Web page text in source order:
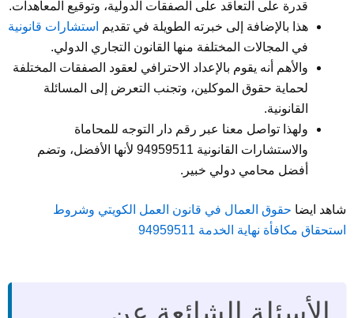
قدرة على التعاقد على الصفقات الدولية، وتوقيع المعاهدات.
هذا بالإضافة إلى خبرته الطويلة في تقديم
استشارات قانونية
في المجالات المختلفة منها القانون التجاري الدولي.
والأهم أنه يقوم بالإعداد الاحترافي لعقود الصفقات المختلفة
لحماية حقوق الموكلين، وتجنب التعرض إلى المسائلة
القانونية.
ولهذا تواصل معنا عبر رقم دار التوجه للمحاماة
والاستشارات القانونية 94959511 لأنها الأفضل، وتضم
أفضل محامي دولي خبير.
شاهد ايضا حقوق العمال في قانون العمل الكويتي وشروط
استحقاق مكافأة نهاية الخدمة 94959511